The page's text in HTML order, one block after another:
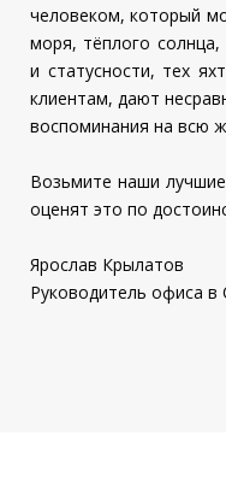
человеком, который
моря, тёплого
и статусности, тех
клиентам, дают
воспоминания на всю
Возьмите наши
оценят это по
Ярослав Крылатов
Руководитель офиса в